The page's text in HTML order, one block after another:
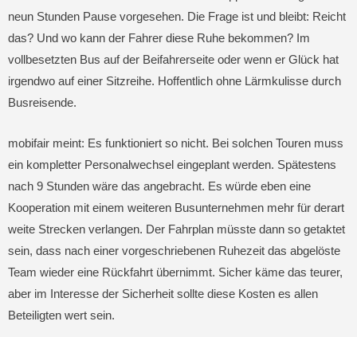
neun Stunden Pause vorgesehen. Die Frage ist und bleibt: Reicht
das? Und wo kann der Fahrer diese Ruhe bekommen? Im
vollbesetzten Bus auf der Beifahrerseite oder wenn er Glück hat
irgendwo auf einer Sitzreihe. Hoffentlich ohne Lärmkulisse durch
Busreisende.
mobifair meint: Es funktioniert so nicht. Bei solchen Touren muss
ein kompletter Personalwechsel eingeplant werden. Spätestens
nach 9 Stunden wäre das angebracht. Es würde eben eine
Kooperation mit einem weiteren Busunternehmen mehr für derart
weite Strecken verlangen. Der Fahrplan müsste dann so getaktet
sein, dass nach einer vorgeschriebenen Ruhezeit das abgelöste
Team wieder eine Rückfahrt übernimmt. Sicher käme das teurer,
aber im Interesse der Sicherheit sollte diese Kosten es allen
Beteiligten wert sein.